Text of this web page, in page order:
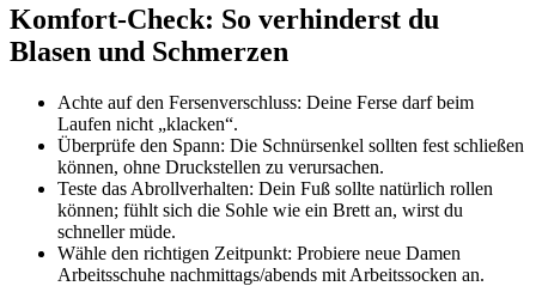
Komfort-Check: So verhinderst du
Blasen und Schmerzen
Achte auf den Fersenverschluss: Deine Ferse darf beim
Laufen nicht „klacken“.
Überprüfe den Spann: Die Schnürsenkel sollten fest schließen
können, ohne Druckstellen zu verursachen.
Teste das Abrollverhalten: Dein Fuß sollte natürlich rollen
können; fühlt sich die Sohle wie ein Brett an, wirst du
schneller müde.
Wähle den richtigen Zeitpunkt: Probiere neue Damen
Arbeitsschuhe nachmittags/abends mit Arbeitssocken an.